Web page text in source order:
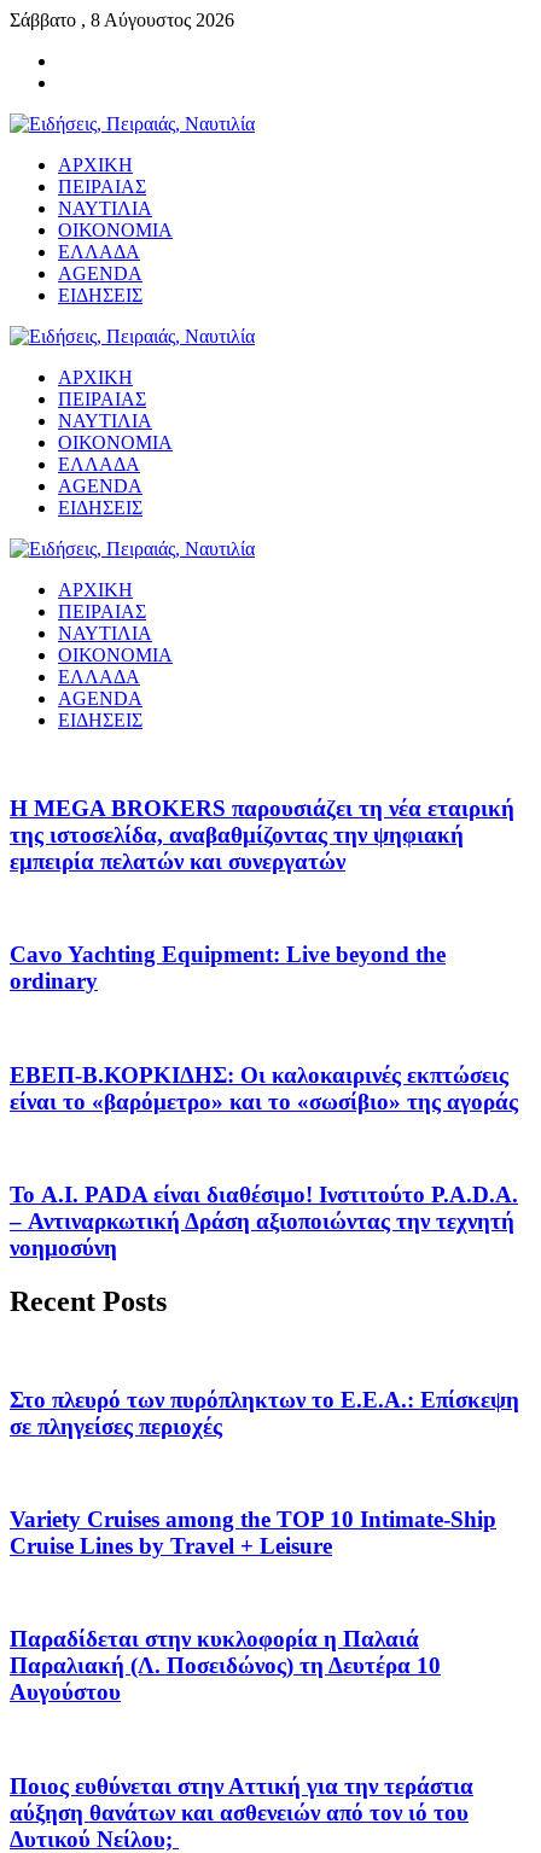
Σάββατο , 8 Αύγουστος 2026
ΑΡΧΙΚΗ
ΠΕΙΡΑΙΑΣ
ΝΑΥΤΙΛΙΑ
ΟΙΚΟΝΟΜΙΑ
ΕΛΛΑΔΑ
AGENDA
ΕΙΔΗΣΕΙΣ
ΑΡΧΙΚΗ
ΠΕΙΡΑΙΑΣ
ΝΑΥΤΙΛΙΑ
ΟΙΚΟΝΟΜΙΑ
ΕΛΛΑΔΑ
AGENDA
ΕΙΔΗΣΕΙΣ
ΑΡΧΙΚΗ
ΠΕΙΡΑΙΑΣ
ΝΑΥΤΙΛΙΑ
ΟΙΚΟΝΟΜΙΑ
ΕΛΛΑΔΑ
AGENDA
ΕΙΔΗΣΕΙΣ
Η MEGA BROKERS παρουσιάζει τη νέα εταιρική
της ιστοσελίδα, αναβαθμίζοντας την ψηφιακή
εμπειρία πελατών και συνεργατών
Cavo Yachting Equipment: Live beyond the
ordinary
EΒΕΠ-Β.ΚΟΡΚΙΔΗΣ: Οι καλοκαιρινές εκπτώσεις
είναι το «βαρόμετρο» και το «σωσίβιο» της αγοράς
Το A.I. PADA είναι διαθέσιμο! Ινστιτούτο P.A.D.A.
– Αντιναρκωτική Δράση αξιοποιώντας την τεχνητή
νοημοσύνη
Recent Posts
Στο πλευρό των πυρόπληκτων το Ε.Ε.Α.: Επίσκεψη
σε πληγείσες περιοχές
Variety Cruises among the TOP 10 Intimate-Ship
Cruise Lines by Travel + Leisure
Παραδίδεται στην κυκλοφορία η Παλαιά
Παραλιακή (Λ. Ποσειδώνος) τη Δευτέρα 10
Αυγούστου
Ποιος ευθύνεται στην Αττική για την τεράστια
αύξηση θανάτων και ασθενειών από τον ιό του
Δυτικού Νείλου;